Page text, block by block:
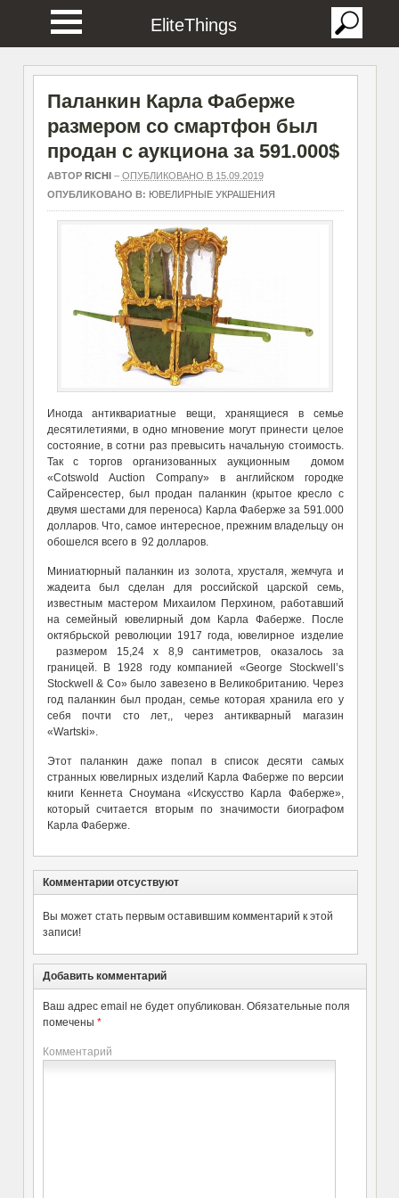
EliteThings
Паланкин Карла Фаберже
размером со смартфон был
продан с аукциона за 591.000$
АВТОР RICHI– ОПУБЛИКОВАНО В 15.09.2019
ОПУБЛИКОВАНО В: ЮВЕЛИРНЫЕ УКРАШЕНИЯ
Иногда антиквариатные вещи, хранящиеся в семье
десятилетиями, в одно мгновение могут принести целое
состояние, в сотни раз превысить начальную стоимость.
Так с торгов организованных аукционным домом
«Cotswold Auction Company» в английском городке
Сайренсестер, был продан паланкин (крытое кресло с
двумя шестами для переноса) Карла Фаберже за 591.000
долларов. Что, самое интересное, прежним владельцу он
обошелся всего в 92 долларов.
Миниатюрный паланкин из золота, хрусталя, жемчуга и
жадеита был сделан для российской царской семь,
известным мастером Михаилом Перхином, работавший
на семейный ювелирный дом Карла Фаберже. После
октябрьской революции 1917 года, ювелирное изделие
размером 15,24 х 8,9 сантиметров, оказалось за
границей. В 1928 году компанией «George Stockwell’s
Stockwell & Co» было завезено в Великобританию. Через
год паланкин был продан, семье которая хранила его у
себя почти сто лет,, через антикварный магазин
«Wartski».
Этот паланкин даже попал в список десяти самых
странных ювелирных изделий Карла Фаберже по версии
книги Кеннета Сноумана «Искусство Карла Фаберже»,
который считается вторым по значимости биографом
Карла Фаберже.
Комментарии отсуствуют
Вы может стать первым оставившим комментарий к этой
записи!
Добавить комментарий
Ваш адрес email не будет опубликован. Обязательные поля
помечены *
Комментарий